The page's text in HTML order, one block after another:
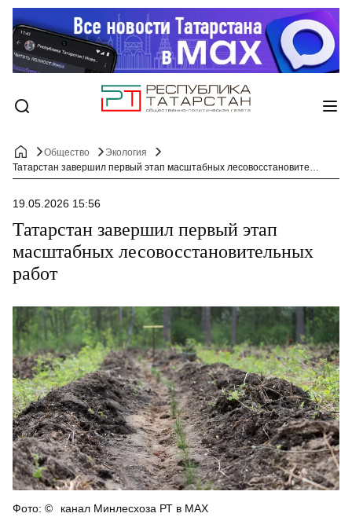
Общество
Экология
Татарстан завершил первый этап масштабных лесовосстановительных работ
19.05.2026 15:56
Татарстан завершил первый этап
масштабных лесовосстановительных
работ
канал Минлесхоза РТ в MAX